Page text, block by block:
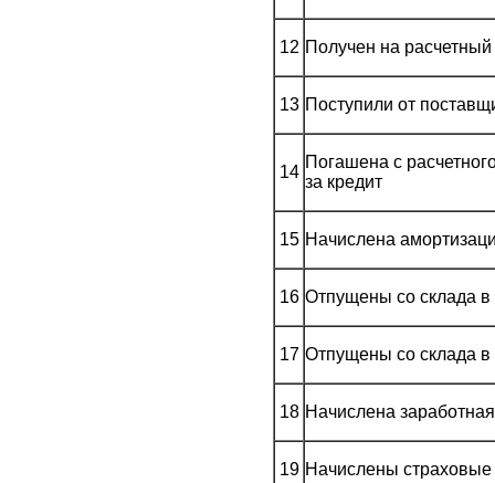
12 Получен на расчетный
13 Поступили от
14
Погашена с
за кредит
15 Начислена
16 Отпущены со склада
17 Отпущены со склада
18 Начислена
19 Начислены